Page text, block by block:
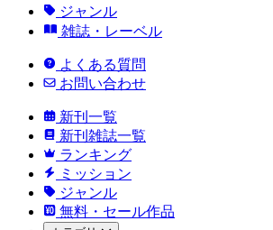
ジャンル
雑誌・レーベル
よくある質問
お問い合わせ
新刊一覧
新刊雑誌一覧
ランキング
ミッション
ジャンル
無料・セール作品